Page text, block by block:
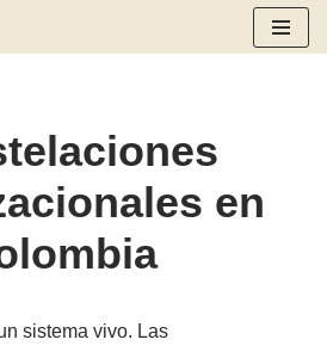
en
sistema vivo. Las